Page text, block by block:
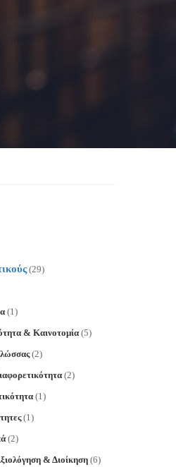
(29)
(1)
& Καινοτομία(5)
(2)
(2)
(1)
(1)
(2)
& Διoίκηση (6)